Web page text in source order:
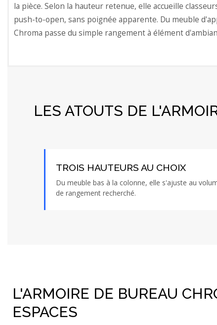
la pièce. Selon la hauteur retenue, elle accueille
push-to-open, sans poignée apparente. Du meuble
Chroma passe du simple rangement à élément
LES ATOUTS DE
TROIS HAUTEURS AU CHOIX
Du meuble bas à la colonne, elle s'ajuste au
de rangement recherché.
L'ARMOIRE DE BUREAU
ESPACES